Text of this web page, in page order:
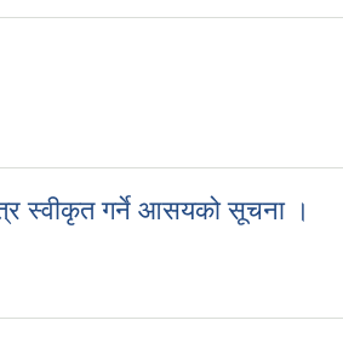
स्वीकृत गर्ने आसयको सूचना ।